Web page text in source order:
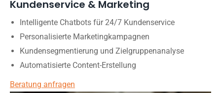
Kundenservice & Marketing
Intelligente Chatbots für 24/7 Kundenservice
Personalisierte Marketingkampagnen
Kundensegmentierung und Zielgruppenanalyse
Automatisierte Content-Erstellung
Beratung anfragen